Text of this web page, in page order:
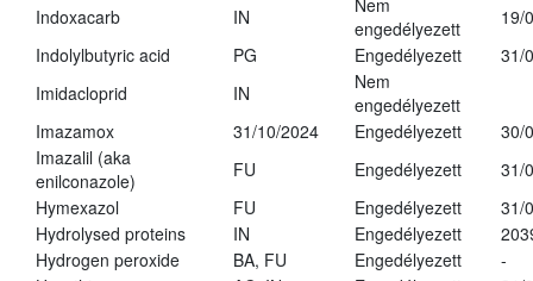
Indoxacarb IN
Nem
engedélyezett
19/
Indolylbutyric acid
PG Engedélyezett
31/
Imidacloprid
IN
Nem
engedélyezett
Imazamox
31/10/2024 Engedélyezett
30/
Imazalil (aka
enilconazole)
FU Engedélyezett
31/
Hymexazol
FU Engedélyezett
31/
Hydrolysed proteins
IN Engedélyezett
Hydrogen peroxide
BA, FU Engedélyezett
-